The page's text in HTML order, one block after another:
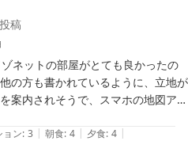
ります
いました。
新居
島＞
投稿
ネットの部屋がとても良かったの
の方も書かれているように、立地が
案内されそうで、スマホの地図アプ
画を見てホテルまで行きました。
で、看板まで辿り着けば大丈夫で
歩いたところに何ヶ所かあるので荷
ョン: 3 | 朝食: 4 | 夕食: 4 |